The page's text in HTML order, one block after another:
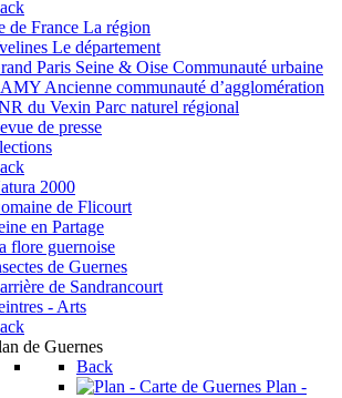
de France La région
Le département
Paris Seine & Oise Communauté urbaine
Ancienne communauté d’agglomération
du Vexin Parc naturel régional
de presse
2000
de Flicourt
en Partage
flore guernoise
de Guernes
de Sandrancourt
- Arts
de Guernes
Back
Plan -